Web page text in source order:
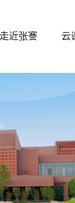
走近张謇 云